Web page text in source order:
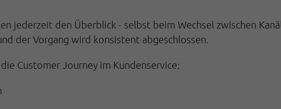
jederzeit den Überblick - selbst beim Wechsel zwischen
der Vorgang wird konsistent abgeschlossen.
Customer Journey im Kundenservice: